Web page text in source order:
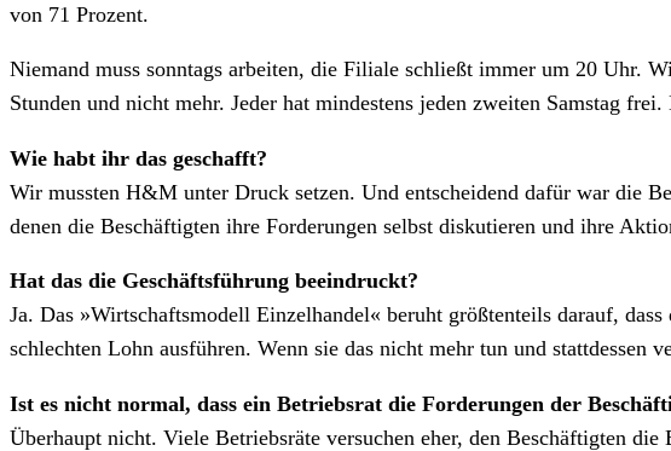
von 71 Prozent.
Niemand muss sonntags arbeiten, die Filiale schließt immer um 20 Uhr.
Stunden und nicht mehr. Jeder hat mindestens jeden zweiten Samstag
Wie habt ihr das geschafft?
Wir mussten H&M unter Druck setzen. Und entscheidend dafür war die
denen die Beschäftigten ihre Forderungen selbst diskutieren und ihre
Hat das die Geschäftsführung beeindruckt?
Ja. Das »Wirtschaftsmodell Einzelhandel« beruht größtenteils darauf,
schlechten Lohn ausführen. Wenn sie das nicht mehr tun und
Ist es nicht normal, dass ein Betriebsrat die Forderungen der
Überhaupt nicht. Viele Betriebsräte versuchen eher, den Beschäftigten